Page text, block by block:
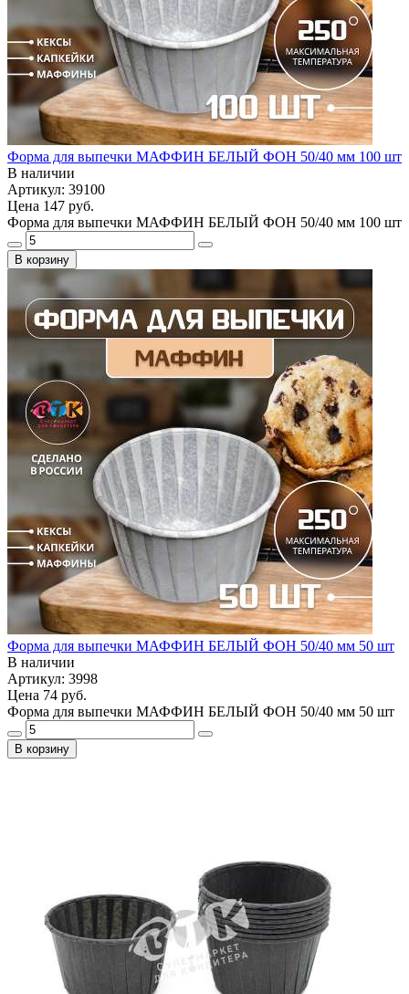
Форма для выпечки МАФФИН БЕЛЫЙ ФОН 50/40 мм 100 шт
В наличии
Артикул: 39100
Цена 147 руб.
Форма для выпечки МАФФИН БЕЛЫЙ ФОН 50/40 мм 100 шт
В корзину
Форма для выпечки МАФФИН БЕЛЫЙ ФОН 50/40 мм 50 шт
В наличии
Артикул: 3998
Цена 74 руб.
Форма для выпечки МАФФИН БЕЛЫЙ ФОН 50/40 мм 50 шт
В корзину